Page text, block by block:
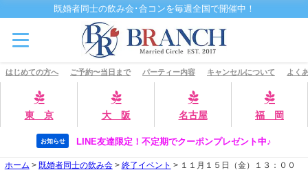
既婚者同士の飲み会･合コンを毎週全国で開催中！
はじめての方へ ご予約〜当日まで パーティー内容 キャンセルについて よく
東 京 大 阪 名古屋 福 岡
お知らせ LINE友達限定！不定期でクーポンプレゼント中♪
ホーム > 既婚者同士の飲み会> 終了イベント > １１月１５日（金）１３：００